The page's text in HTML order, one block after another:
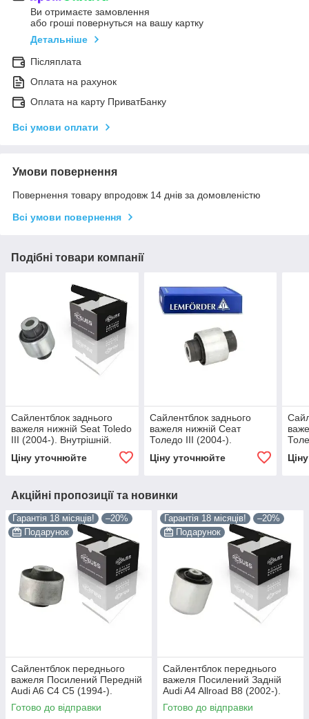
Ви отримаєте замовлення
або гроші повернуться на вашу картку
Детальніше
Післяплата
Оплата на рахунок
Оплата на карту ПриватБанку
Всі умови оплати
Умови повернення
Повернення товару впродовж 14 днів за домовленістю
Всі умови повернення
Подібні товари компанії
Сайлентблок заднього
важеля нижній Seat Toledo
III (2004-). Внутрішній.
FE29690 , VKDS431013
Ціну уточнюйте
Сайлентблок заднього
важеля нижній Сеат
Толедо III (2004-).
Внутрішній. LEMFORDER.
29917 , FE29690 ,
Ціну уточнюйте
Акційні пропозиції та новинки
Гарантія 18 місяців!
–20%
Подарунок
Сайлентблок переднього
важеля Посилений Передній
Audi A6 C4 C5 (1994-).
Верхній. Корея ACSUSS!
35379 , JBU138 , TD1062W
Готово до відправки
Гарантія 18 місяців!
–20%
Подарунок
Сайлентблок переднього
важеля Посилений Задній
Audi A4 Allroad B8 (2002-).
Нижній. Корея ACSUSS!
4H0407183 , TD1247W ,
Готово до відправки